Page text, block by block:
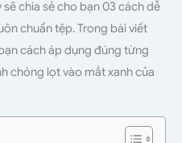
chia sẻ cho bạn 03 cách dễ
chuẩn tệp. Trong bài viết
cách áp dụng đúng từng
chóng lọt vào mắt xanh của